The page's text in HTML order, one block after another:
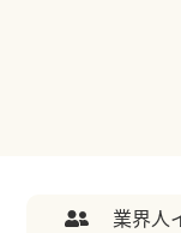
業界人